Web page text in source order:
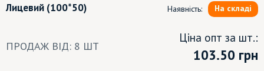
Лицевий (100*50) Наявність: На складі
ПРОДАЖ ВІД: 8 ШТ
Ціна опт за шт.:
103.50 грн